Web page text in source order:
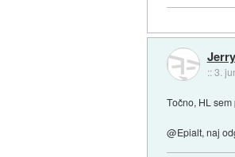
::3.
Točno, HL
@Epialt, naj